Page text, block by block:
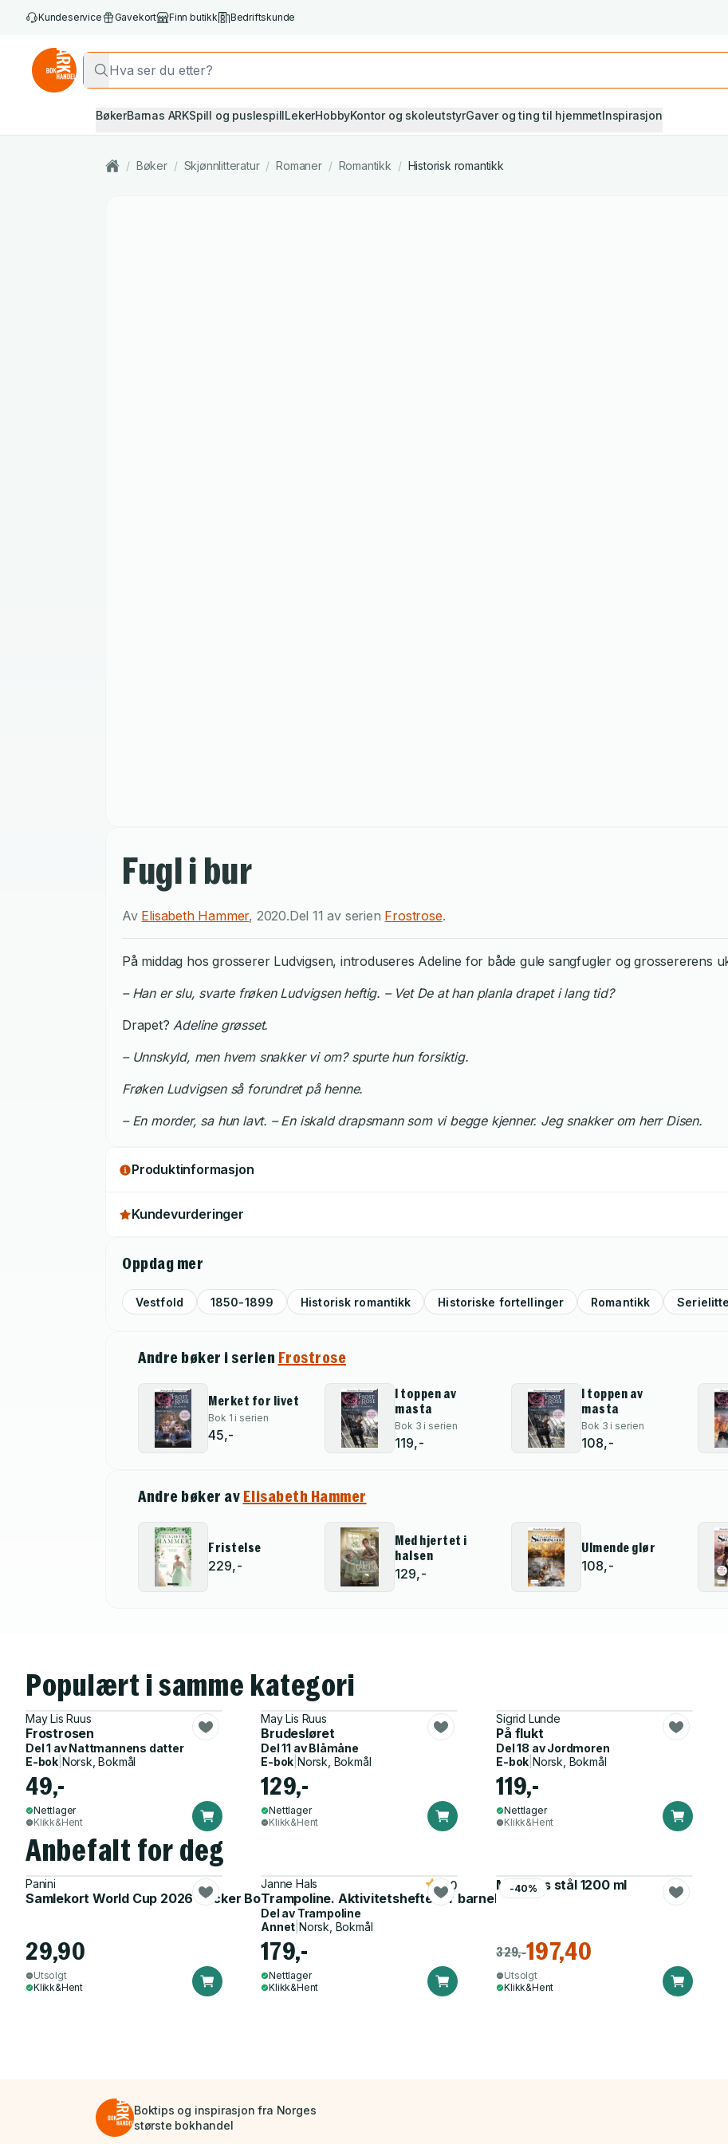
Kundeservice Gavekort Finn butikk Bedriftskunde
BøkerBarnas ARKSpill og puslespillLekerHobbyKontor og skoleutstyrGaver og ting til hjemmetInspirasjon
/ Bøker / Skjønnlitteratur / Romaner / Romantikk / Historisk romantikk
Fugl i bur
Av Elisabeth Hammer, 2020.Del 11 av serien Frostrose.
På middag hos grosserer Ludvigsen, introduseres Adeline for både gule sangfugler og grossererens
– Han er slu, svarte frøken Ludvigsen heftig. – Vet De at han planla drapet i lang tid?
Drapet? Adeline grøsset.
– Unnskyld, men hvem snakker vi om? spurte hun forsiktig.
Frøken Ludvigsen så forundret på henne.
– En morder, sa hun lavt. – En iskald drapsmann som vi begge kjenner. Jeg snakker om herr Disen.
Produktinformasjon
Kundevurderinger
Oppdag mer
Vestfold 1850-1899 Historisk romantikk Historiske fortellinger Romantikk
Andre bøker i serien Frostrose
Merket for livet
Bok 1 i serien
45,-
I toppen av
masta
Bok 3 i serien
119,-
I toppen av
masta
Bok 3 i serien
108,-
Andre bøker av Elisabeth Hammer
Fristelse
229,-
Med hjertet i
halsen
129,-
Ulmende glør
108,-
Populært i samme kategori
May Lis Ruus
Frostrosen
Del 1 avNattmannens datter
E-bok Norsk, Bokmål
49,-
Nettlager
Klikk&Hent
May Lis Ruus
Brudesløret
Del 11 avBlåmåne
E-bok Norsk, Bokmål
129,-
Nettlager
Klikk&Hent
Sigrid Lunde
På flukt
Del 18 avJordmoren
E-bok |Norsk, Bokmål
119,-
Nettlager
Klikk&Hent
Anbefalt for deg
Panini
Samlekort World Cup 2026 Sticker Booster
29,90
Utsolgt
Klikk&Hent
Janne Hals
Trampoline. Aktivitetshefte for barnehagen
5.0
Del av Trampoline
Annet Norsk, Bokmål
179,-
Nettlager
Klikk&Hent
-40%
Matboks stål 1200 ml
329,-197,40
Utsolgt
Klikk&Hent
Boktips og inspirasjon fra Norges
største bokhandel